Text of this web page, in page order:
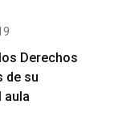
Derechos
de su
aula